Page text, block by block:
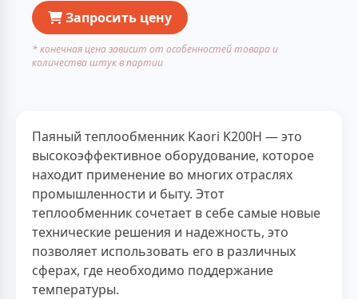
Запросить цену
* конечная цена зависит от особенностей товара и
количества штук в партии
Паяный теплообменник Kaori K200H — это
высокоэффективное оборудование, которое
находит применение во многих отраслях
промышленности и быту. Этот
теплообменник сочетает в себе самые новые
технические решения и надежность, это
позволяет использовать его в различных
сферах, где необходимо поддержание
температуры.